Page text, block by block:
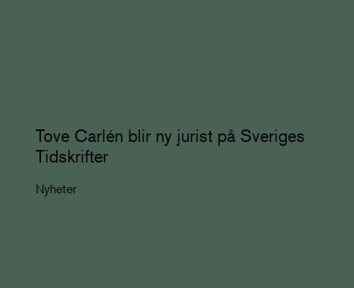
Tove Carlén blir ny jurist på Sveriges
Tidskrifter
Nyheter